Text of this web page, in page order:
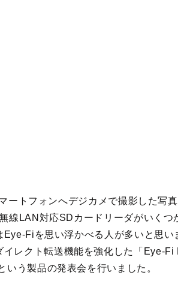
ートフォンへデジカメで撮影した写
線LAN対応SDカードリーダがいくつ
Eye-Fiを思い浮かべる人が多いと思
イレクト転送機能を強化した「Eye-
いう製品の発表会を行いました。